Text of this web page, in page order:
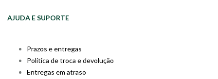
AJUDA E SUPORTE
Prazos e entregas
Política de troca e devolução
Entregas em atraso